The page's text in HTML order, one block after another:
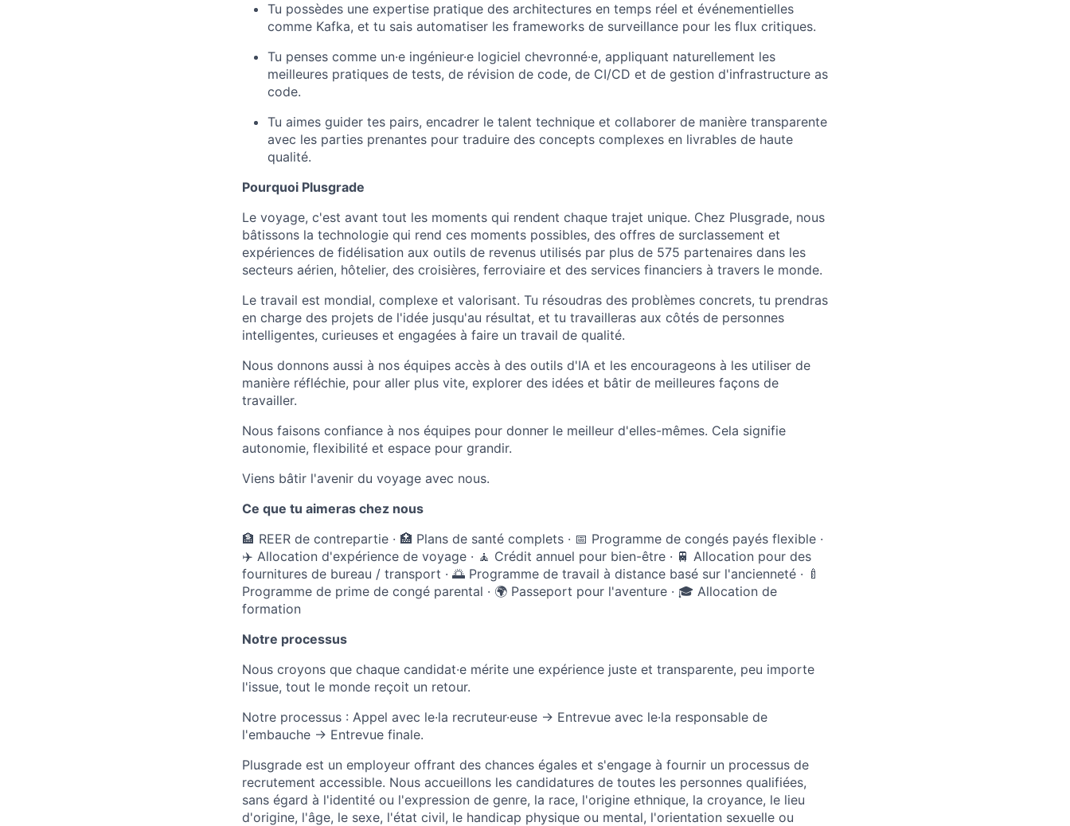
Tu possèdes une expertise pratique des architectures en temps réel et événementielles
comme Kafka, et tu sais automatiser les frameworks de surveillance pour les flux critiques.
Tu penses comme un·e ingénieur·e logiciel chevronné·e, appliquant naturellement les
meilleures pratiques de tests, de révision de code, de CI/CD et de gestion d'infrastructure as
code.
Tu aimes guider tes pairs, encadrer le talent technique et collaborer de manière transparente
avec les parties prenantes pour traduire des concepts complexes en livrables de haute
qualité.
Pourquoi Plusgrade
Le voyage, c'est avant tout les moments qui rendent chaque trajet unique. Chez Plusgrade, nous
bâtissons la technologie qui rend ces moments possibles, des offres de surclassement et
expériences de fidélisation aux outils de revenus utilisés par plus de 575 partenaires dans les
secteurs aérien, hôtelier, des croisières, ferroviaire et des services financiers à travers le monde.
Le travail est mondial, complexe et valorisant. Tu résoudras des problèmes concrets, tu prendras
en charge des projets de l'idée jusqu'au résultat, et tu travailleras aux côtés de personnes
intelligentes, curieuses et engagées à faire un travail de qualité.
Nous donnons aussi à nos équipes accès à des outils d'IA et les encourageons à les utiliser de
manière réfléchie, pour aller plus vite, explorer des idées et bâtir de meilleures façons de
travailler.
Nous faisons confiance à nos équipes pour donner le meilleur d'elles-mêmes. Cela signifie
autonomie, flexibilité et espace pour grandir.
Viens bâtir l'avenir du voyage avec nous.
Ce que tu aimeras chez nous
🏦 REER de contrepartie · 🏥 Plans de santé complets · 📅 Programme de congés payés flexible ·
✈️ Allocation d'expérience de voyage · 🧘 Crédit annuel pour bien-être · 🚆 Allocation pour des
fournitures de bureau / transport · 🌅 Programme de travail à distance basé sur l'ancienneté · 🍼
Programme de prime de congé parental · 🌍 Passeport pour l'aventure · 🎓 Allocation de
formation
Notre processus
Nous croyons que chaque candidat·e mérite une expérience juste et transparente, peu importe
l'issue, tout le monde reçoit un retour.
Notre processus : Appel avec le·la recruteur·euse → Entrevue avec le·la responsable de
l'embauche → Entrevue finale.
Plusgrade est un employeur offrant des chances égales et s'engage à fournir un processus de
recrutement accessible. Nous accueillons les candidatures de toutes les personnes qualifiées,
sans égard à l'identité ou l'expression de genre, la race, l'origine ethnique, la croyance, le lieu
d'origine, l'âge, le sexe, l'état civil, le handicap physique ou mental, l'orientation sexuelle ou